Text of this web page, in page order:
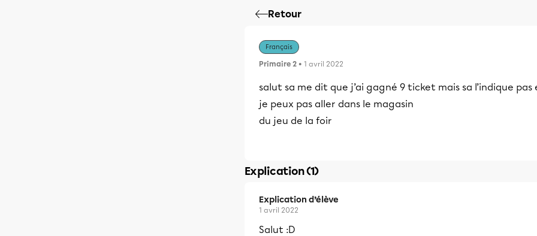
Retour
Français
Primaire 2 • 1 avril 2022
salut sa me dit que j’ai gagné 9 ticket mais sa l’indique pas
je peux pas aller dans le magasin
du jeu de la foir
Explication (1)
Explication d’élève
1 avril 2022
Salut :D